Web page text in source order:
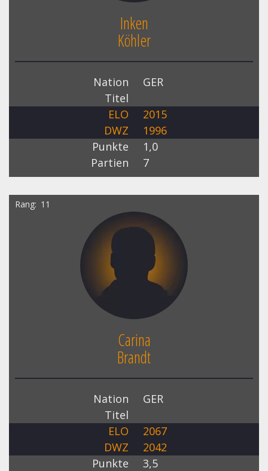
Inken
Köhler
Nation
GER
Titel
ELO
2015
DWZ
1996
Punkte
1,0
Partien
7
Rang 11
Carina
Brandt
Nation
GER
Titel
ELO
2067
DWZ
2042
Punkte
3,5